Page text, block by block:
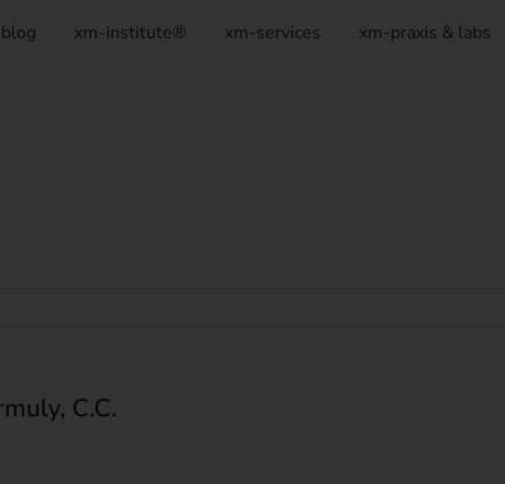
xm-institute® xm-services xm-praxis & labs
C.C.